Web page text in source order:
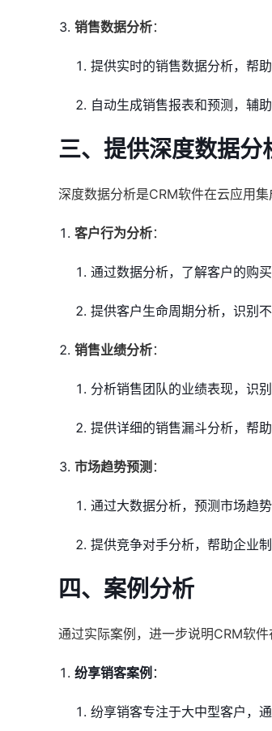
销售数据分析：
提供实时的销售数据分析，帮
自动生成销售报表和预测，辅助
三、提供深度数据分
深度数据分析是CRM软件在云应用
客户行为分析：
通过数据分析，了解客户的购
提供客户生命周期分析，识别
销售业绩分析：
分析销售团队的业绩表现，识
提供详细的销售漏斗分析，帮
市场趋势预测 ：
通过大数据分析，预测市场趋
提供竞争对手分析，帮助企业
四、案例分析
通过实际案例，进一步说明CRM软件
纷享销客案例 ：
纷享销客专注于大中型客户，